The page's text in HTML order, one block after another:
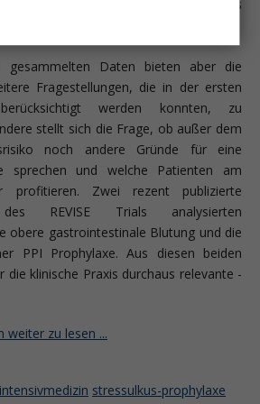
signifikanten Reduktion des
zu einer Mortalitätsreduktion.
gesammelten Daten bieten aber die
Fragestellungen, die in der ersten
werden konnten, zu
stellt sich die Frage, ob außer dem
noch andere Gründe für eine
sprechen und welche Patienten am
profitieren. Zwei rezent publizierte
des REVISE Trials analysierten
obere gastrointestinale Blutung und die
PPI Prophylaxe. Aus diesen beiden
die klinische Praxis durchaus relevante
weiter zu lesen ...
intensivmedizin stressulkus-prophylaxe